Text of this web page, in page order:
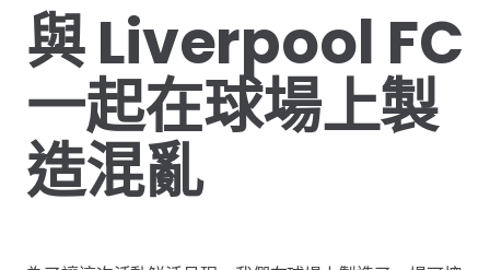
與 Liverpool FC
一起在球場上製
造混亂